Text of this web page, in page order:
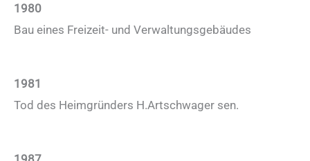
1980
Bau eines Freizeit- und Verwaltungsgebäudes
1981
Tod des Heimgründers H.Artschwager sen.